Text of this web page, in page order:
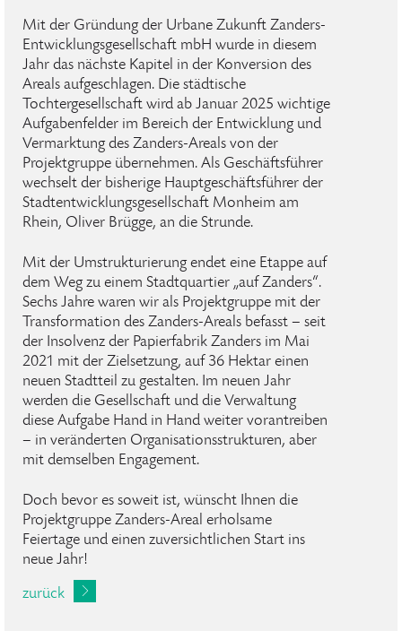
Mit der Gründung der Urbane Zukunft Zanders-
Entwicklungsgesellschaft mbH wurde in diesem
Jahr das nächste Kapitel in der Konversion des
Areals aufgeschlagen. Die städtische
Tochtergesellschaft wird ab Januar 2025 wichtige
Aufgabenfelder im Bereich der Entwicklung und
Vermarktung des Zanders-Areals von der
Projektgruppe übernehmen. Als Geschäftsführer
wechselt der bisherige Hauptgeschäftsführer der
Stadtentwicklungsgesellschaft Monheim am
Rhein, Oliver Brügge, an die Strunde.
Mit der Umstrukturierung endet eine Etappe auf
dem Weg zu einem Stadtquartier „auf Zanders“.
Sechs Jahre waren wir als Projektgruppe mit der
Transformation des Zanders-Areals befasst – seit
der Insolvenz der Papierfabrik Zanders im Mai
2021 mit der Zielsetzung, auf 36 Hektar einen
neuen Stadtteil zu gestalten. Im neuen Jahr
werden die Gesellschaft und die Verwaltung
diese Aufgabe Hand in Hand weiter vorantreiben
– in veränderten Organisationsstrukturen, aber
mit demselben Engagement.
Doch bevor es soweit ist, wünscht Ihnen die
Projektgruppe Zanders-Areal erholsame
Feiertage und einen zuversichtlichen Start ins
neue Jahr!
zurück